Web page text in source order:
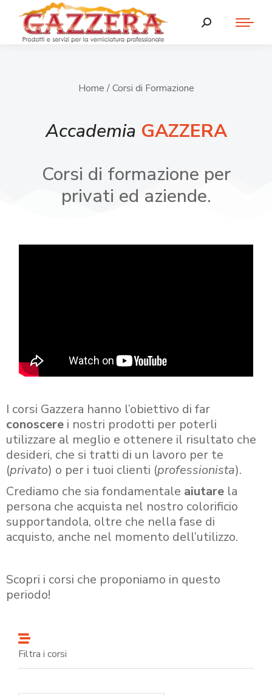
Home / Corsi di Formazione
Accademia GAZZERA
Corsi di formazione per
privati ed aziende.
I corsi Gazzera hanno l’obiettivo di far
conoscere i nostri prodotti per poterli
utilizzare al meglio e ottenere il risultato che
desideri, che si tratti di un lavoro per te
(privato) o per i tuoi clienti (professionista).
Crediamo che sia fondamentale aiutare la
persona che acquista nel nostro colorificio
supportandola, oltre che nella fase di
acquisto, anche nel momento dell’utilizzo.
Scopri i corsi che proponiamo in questo
periodo!
Filtra i corsi